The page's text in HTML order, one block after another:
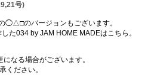
号)
◯△□のバージョンもございます。
た034 by JAM HOME MADEはこちら。
なる場合がございます。
ください。